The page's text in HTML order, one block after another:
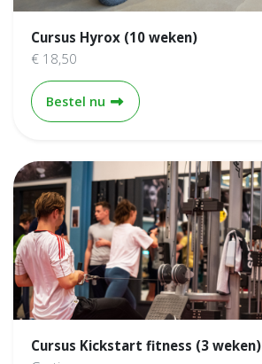
Cursus Hyrox (10 weken)
€ 18,50
Bestel nu Cursus Hyrox (10 weken)
Cursus Kickstart fitness (3 weken)